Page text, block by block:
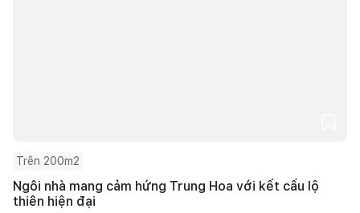
Trên 200m2
Ngôi nhà mang cảm hứng Trung Hoa với kết cấu lộ
thiên hiện đại